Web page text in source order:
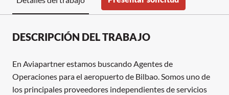
DESCRIPCIÓN DEL TRABAJO
En Aviapartner estamos buscando Agentes de
Operaciones para el aeropuerto de Bilbao. Somos uno de
los principales proveedores independientes de servicios